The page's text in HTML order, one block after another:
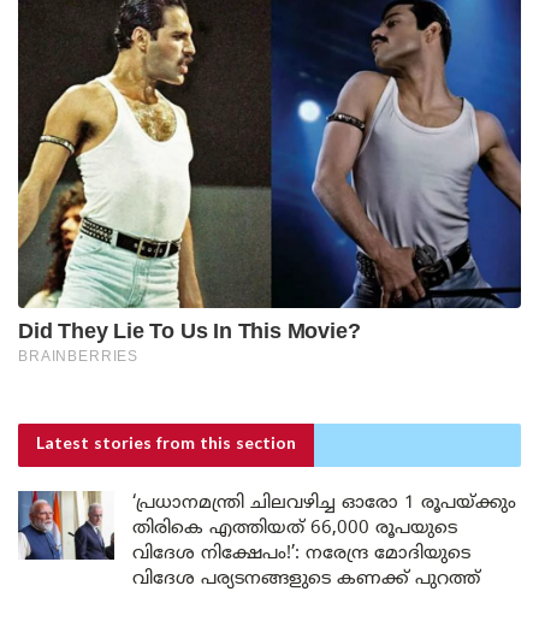
Latest stories from this section
‘പ്രധാനമന്ത്രി ചിലവഴിച്ച ഓരോ 1 രൂപയ്ക്കും
തിരികെ എത്തിയത് 66,000 രൂപയുടെ
വിദേശ നിക്ഷേപം!’: നരേന്ദ്ര മോദിയുടെ
വിദേശ പര്യടനങ്ങളുടെ കണക്ക് പുറത്ത്